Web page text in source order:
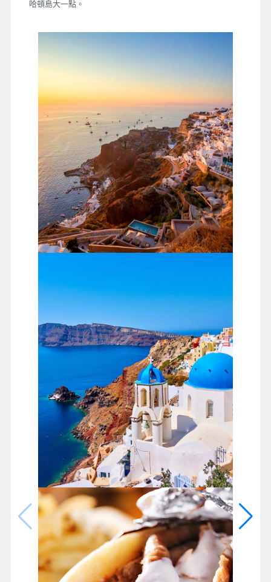
哈頓島大一點。
搭乘★快艇或渡輪前往愛情海最迷人的火山島聖托里尼
落大陸亞特蘭提斯
費拉是聖托里尼島上的首邑
當地人形容費拉小城成群白色的房舍，宛如盛開的水仙
花般美麗，就讓自己迷失在費拉小城狹窄的街道，穿梭
在雪白的屋宇，露天咖啡座以及點綴在陡峭山坡上的小
商店組成了聖托里尼的印象。